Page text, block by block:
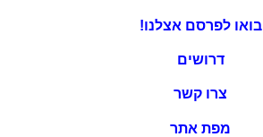
בואו לפרסם אצלנו!
דרושים
צרו קשר
מפת אתר